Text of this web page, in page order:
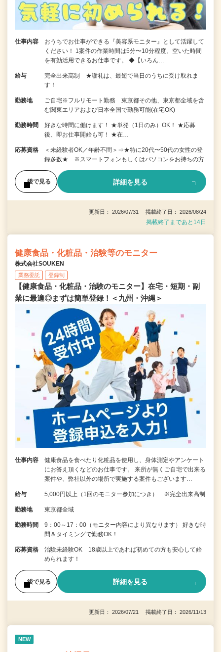
仕事内容
おうちでお仕事ができる『美容系モニター』として活躍して
ください！ 1案件の作業時間は5分〜10分程度。空いた時間
を有効活用できるお仕事です。 ◆【いろん…
給与
完全出来高制 ★謝礼は、最短で当日のうちに受け取れま
す！
勤務地
ご自宅※フルリモート勤務 東京都その他、東京都全域を含
む関東エリアおよび日本全国で勤務可能(在宅OK)
勤務時間
好きな時間に働けます！ ★単発（1日のみ）OK！ ★応募
後、即お仕事開始も可！ ★在…
応募資格
＜未経験者OK／年齢不問＞⇒★特に20代〜50代の女性の登
録多数★ ※スマートフォンもしくはパソコンをお持ちの方
後で見る 詳細を見る
更新日： 2026/07/31 掲載終了日： 2026/08/24
掲載終了まであと14日
健康食品・化粧品・治験等のモニター
株式会社SOUKEN
業務委託 登録制
【健康食品・化粧品・治験のモニター】在宅・短期・副
業に最適◎まずは簡単登録！＜九州・沖縄＞
仕事内容
健康食品を食べたり化粧品を使用し、身体測定やアンケート
にお答え頂くなどのお仕事です。 来所が無くご自宅で出来る
案件や、弊社以外の場所で実施する案件もございます…
給与 5,000円以上（1回のモニター参加につき） ※完全出来高制
勤務地 東京都全域
勤務時間
9：00～17：00（モニター内容により異なります） 好きな時
間＆タイミングで勤務OK！…
応募資格
治験未経験OK 18歳以上であれば初めての方も安心して始
められます！
後で見る 詳細を見る
更新日： 2026/07/21 掲載終了日： 2026/11/13
NEW